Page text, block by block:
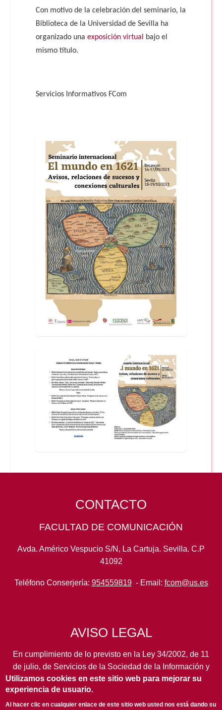
Con motivo de la celebración del seminario, la
Biblioteca de la Universidad de Sevilla ha
organizado unaexposición virtual
bajo el
mismo título.
Servicios Informativos FCom
CONTACTO
FACULTAD DE COMUNICACIÓN
Avda. Américo Vespucio S/N, La Cartuja. Sevilla. C.P
41092
Teléfono Conserjería: 954559819- Email: fcom@us.es
AVISO LEGAL
En cumplimiento de lo previsto en la Ley 34/2002, de 11
de julio, de Servicios de la Sociedad de la Información y
de Comercio Electrónico, así como en otras normas de
legal aplicación, se pone en conocimiento de los
usuarios de este portal de laUniversidad de Sevillalos
Utilizamos cookies en este sitio web para mejorar su
experiencia de usuario.
Al hacer clic en cualquier enlace de este sitio web usted nos está dando su